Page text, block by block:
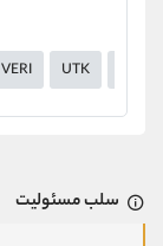
VERI UTK
سلب مسئولیت